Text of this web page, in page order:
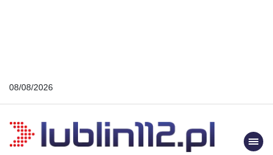
08/08/2026